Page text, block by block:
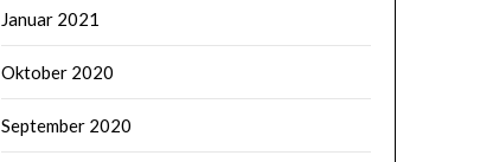
Januar 2021
Oktober 2020
September 2020